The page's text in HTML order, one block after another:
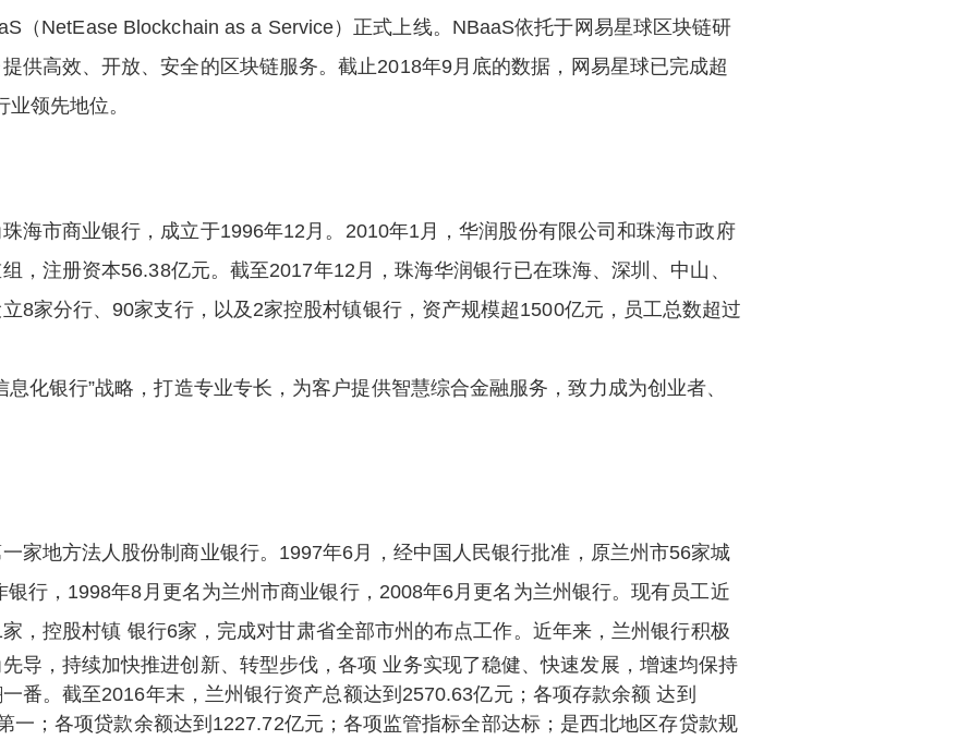
（NetEase Blockchain as a Service）正式上线。NBaaS依托于网易星球区块链研
供高效、开放、安全的区块链服务。截止2018年9月底的数据，网易星球已完成超
领先地位。
海市商业银行，成立于1996年12月。2010年1月，华润股份有限公司和珠海市政府
，注册资本56.38亿元。截至2017年12月，珠海华润银行已在珠海、深圳、中山、
8家分行、90家支行，以及2家控股村镇银行，资产规模超1500亿元，员工总数超过
化银行”战略，打造专业专长，为客户提供智慧综合金融服务，致力成为创业者、
家地方法人股份制商业银行。1997年6月，经中国人民银行批准，原兰州市56家城
行，1998年8月更名为兰州市商业银行，2008年6月更名为兰州银行。现有员工近
，控股村镇 银行6家，完成对甘肃省全部市州的布点工作。 近年来，兰州银行积极
导，持续加快推进创新、转型步伐，各项 业务实现了稳健、快速发展，增速均保持
番。截至2016年末，兰州银行资产总额达到2570.63亿元；各项存款余额 达到
一；各项贷款余额达到1227.72亿元；各项监管指标全部达标；是西北地区存贷款规